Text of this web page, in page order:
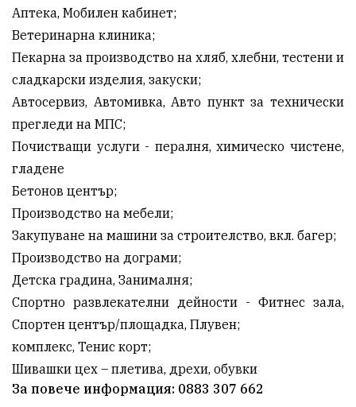
Аптека, Мобилен кабинет;
Ветеринарна клиника;
Пекарна за производство на хляб, хлебни, тестени и
сладкарски изделия, закуски;
Автосервиз, Автомивка, Авто пункт за технически
прегледи на МПС;
Почистващи услуги - пералня, химическо чистене,
гладене
Бетонов център;
Производство на мебели;
Закупуване на машини за строителство, вкл. багер;
Производство на дограми;
Детска градина, Занималня;
Спортно развлекателни дейности - Фитнес зала,
Спортен център/площадка, Плувен;
комплекс, Тенис корт;
Шивашки цех – плетива, дрехи, обувки
За повече информация: 0883 307 662